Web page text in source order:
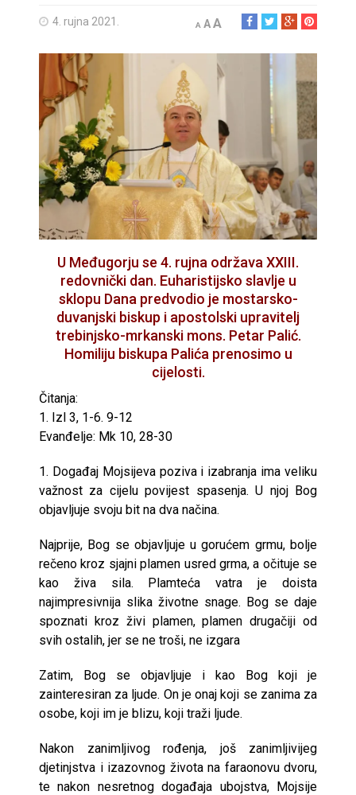
4. rujna 2021. A AA
U Međugorju se 4. rujna održava XXIII.
redovnički dan. Euharistijsko slavlje u
sklopu Dana predvodio je mostarsko-
duvanjski biskup i apostolski upravitelj
trebinjsko-mrkanski mons. Petar Palić.
Homiliju biskupa Palića prenosimo u
cijelosti.
Čitanja:
1. Izl 3, 1-6. 9-12
Evanđelje: Mk 10, 28-30
1. Događaj Mojsijeva poziva i izabranja ima veliku
važnost za cijelu povijest spasenja. U njoj Bog
objavljuje svoju bit na dva načina.
Najprije, Bog se objavljuje u gorućem grmu, bolje
rečeno kroz sjajni plamen usred grma, a očituje se
kao živa sila. Plamteća vatra je doista
najimpresivnija slika životne snage. Bog se daje
spoznati kroz živi plamen, plamen drugačiji od
svih ostalih, jer se ne troši, ne izgara
Zatim, Bog se objavljuje i kao Bog koji je
zainteresiran za ljude. On je onaj koji se zanima za
osobe, koji im je blizu, koji traži ljude.
Nakon zanimljivog rođenja, još zanimljivijeg
djetinjstva i izazovnog života na faraonovu dvoru,
te nakon nesretnog događaja ubojstva, Mojsije